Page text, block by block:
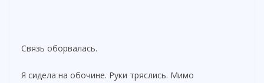
Связь оборвалась.
Я сидела на обочине. Руки тряслись. Мимо